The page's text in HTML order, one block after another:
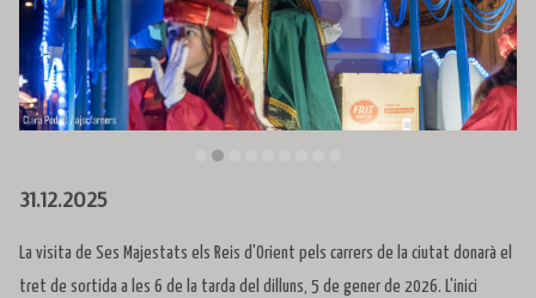
31.12.2025
La visita de Ses Majestats els Reis d'Orient pels carrers de la ciutat donarà el
tret de sortida a les 6 de la tarda del dilluns, 5 de gener de 2026. L'inici